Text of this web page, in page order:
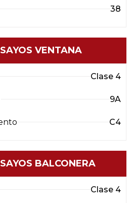
38
VENTANA
Clase 4
9A
C4
BALCONERA
Clase 4